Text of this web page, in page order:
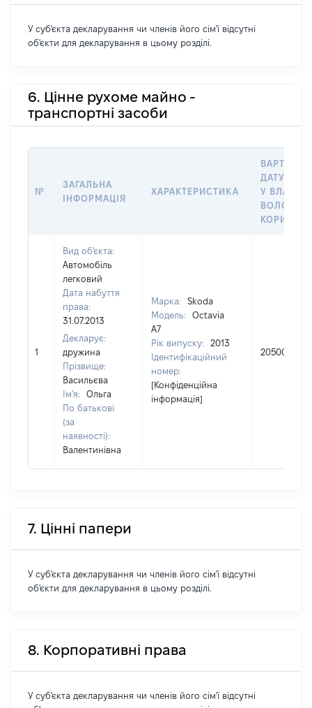
У суб'єкта декларування чи членів його сім'ї відсутні
об'єкти для декларування в цьому розділі.
6. Цінне рухоме майно -
транспортні засоби
№
ЗАГАЛЬНА
ІНФОРМАЦІЯ
ХАРАКТЕРИСТИКА
ВАРТІСТЬ
ДАТУ
У
1
Вид об'єкта:
Автомобіль
легковий
Дата набуття
права:
31.07.2013
Декларує:
дружина
Прізвище:
Васильєва
Ім'я:
Ольга
По батькові
(за
наявності):
Валентинівна
Марка:
Skoda
Модель:
Octavia
А7
Рік випуску:
2013
Ідентифікаційний
номер:
[Конфіденційна
інформація]
205000
7. Цінні папери
У суб'єкта декларування чи членів його сім'ї відсутні
об'єкти для декларування в цьому розділі.
8. Корпоративні права
У суб'єкта декларування чи членів його сім'ї відсутні